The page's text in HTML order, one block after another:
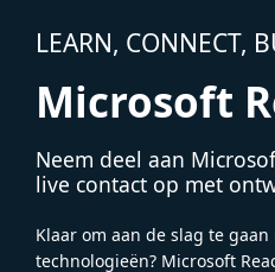
LEARN, CONNECT,
Microsoft
Neem deel aan
live contact op met
Klaar om aan de slag te
technologieën? Microsoft